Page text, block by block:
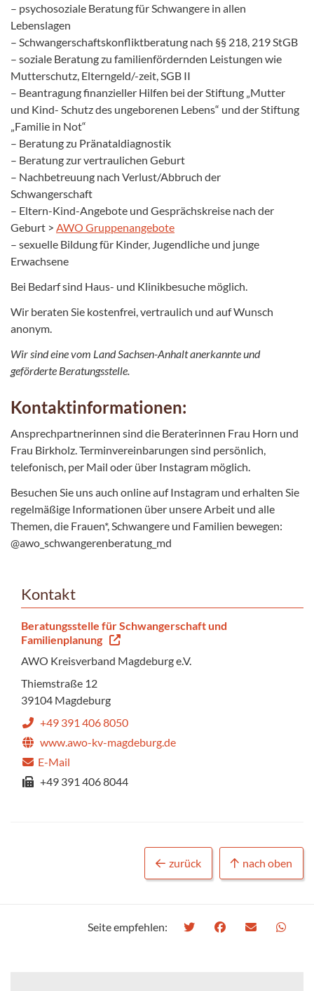
– psychosoziale Beratung für Schwangere in allen
Lebenslagen
– Schwangerschaftskonfliktberatung nach §§ 218, 219 StGB
– soziale Beratung zu familienfördernden Leistungen wie
Mutterschutz, Elterngeld/-zeit, SGB II
– Beantragung finanzieller Hilfen bei der Stiftung „Mutter
und Kind- Schutz des ungeborenen Lebens“ und der Stiftung
„Familie in Not“
– Beratung zu Pränataldiagnostik
– Beratung zur vertraulichen Geburt
– Nachbetreuung nach Verlust/Abbruch der
Schwangerschaft
– Eltern-Kind-Angebote und Gesprächskreise nach der
Geburt > AWO Gruppenangebote
– sexuelle Bildung für Kinder, Jugendliche und junge
Erwachsene
Bei Bedarf sind Haus- und Klinikbesuche möglich.
Wir beraten Sie kostenfrei, vertraulich und auf Wunsch
anonym.
Wir sind eine vom Land Sachsen-Anhalt anerkannte und
geförderte Beratungsstelle.
Kontaktinformationen:
Ansprechpartnerinnen sind die Beraterinnen Frau Horn und
Frau Birkholz. Terminvereinbarungen sind persönlich,
telefonisch, per Mail oder über Instagram möglich.
Besuchen Sie uns auch online auf Instagram und erhalten Sie
regelmäßige Informationen über unsere Arbeit und alle
Themen, die Frauen*, Schwangere und Familien bewegen:
@awo_schwangerenberatung_md
Kontakt
Beratungsstelle für Schwangerschaft und
Familienplanung
AWO Kreisverband Magdeburg e.V.
Thiemstraße 12
39104 Magdeburg
+49 391 406 8050
www.awo-kv-magdeburg.de
E-Mail
+49 391 406 8044
zurück nach oben
Seite empfehlen: